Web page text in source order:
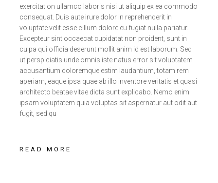
exercitation ullamco laboris nisi ut aliquip ex ea commodo
consequat. Duis aute irure dolor in reprehenderit in
voluptate velit esse cillum dolore eu fugiat nulla pariatur.
Excepteur sint occaecat cupidatat non proident, sunt in
culpa qui officia deserunt mollit anim id est laborum. Sed
ut perspiciatis unde omnis iste natus error sit voluptatem
accusantium doloremque estim laudantium, totam rem
aperiam, eaque ipsa quae ab illo inventore veritatis et quasi
architecto beatae vitae dicta sunt explicabo. Nemo enim
ipsam voluptatem quia voluptas sit aspernatur aut odit aut
fugit, sed qu
READ MORE